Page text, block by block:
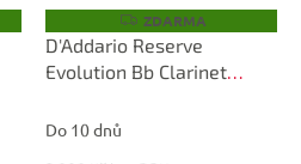
Z
D
A
R
ZDARMA
D'Addario Reserve
Evolution Bb Clarinet
Do 10 dnů